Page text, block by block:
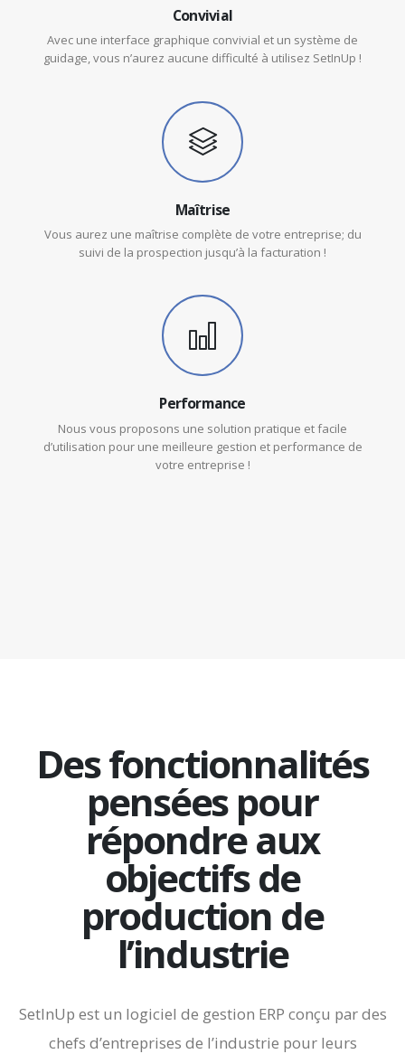
Convivial
Avec une interface graphique convivial et un système de
guidage, vous n’aurez aucune difficulté à utilisez SetInUp !
Maîtrise
Vous aurez une maîtrise complète de votre entreprise; du
suivi de la prospection jusqu’à la facturation !
Performance
Nous vous proposons une solution pratique et facile
d’utilisation pour une meilleure gestion et performance de
votre entreprise !
Des fonctionnalités
pensées pour
répondre aux
objectifs de
production de
l’industrie
SetInUp est un logiciel de gestion ERP conçu par des
chefs d’entreprises de l’industrie pour leurs